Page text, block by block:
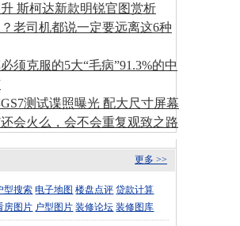
斯柯达新款明锐官图赏析
老司机都说一定要远离这6种
须克服的5大“毛病”91.3%的中
测试谍照曝光 配大尺寸屏幕
会火么，会不会重复观致之路
更多 >>
型搜索 电子地图 楼盘点评 贷款计算
房图片 户型图片 装修论坛 装修图库